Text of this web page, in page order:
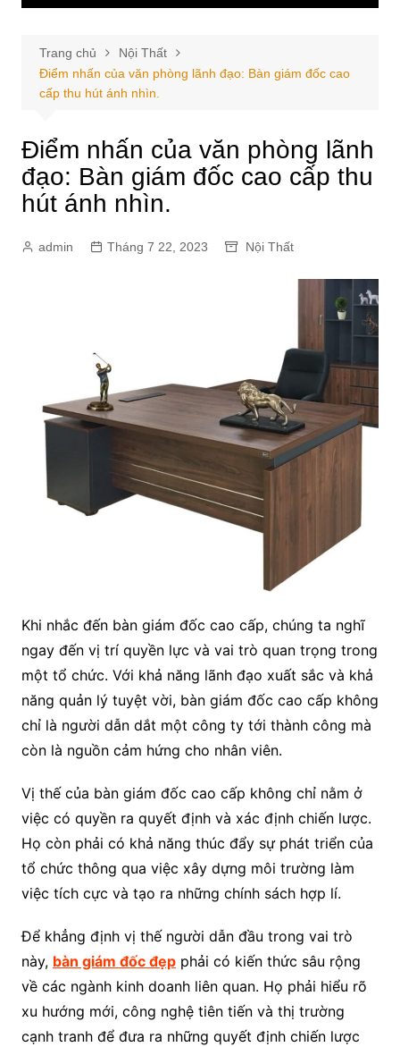
Trang chủ
Nội Thất
Điểm nhấn của văn phòng lãnh đạo: Bàn giám đốc cao
cấp thu hút ánh nhìn.
Điểm nhấn của văn phòng lãnh
đạo: Bàn giám đốc cao cấp thu
hút ánh nhìn.
admin Tháng 7 22, 2023 Nội Thất
Khi nhắc đến bàn giám đốc cao cấp, chúng ta nghĩ
ngay đến vị trí quyền lực và vai trò quan trọng trong
một tổ chức. Với khả năng lãnh đạo xuất sắc và khả
năng quản lý tuyệt vời, bàn giám đốc cao cấp không
chỉ là người dẫn dắt một công ty tới thành công mà
còn là nguồn cảm hứng cho nhân viên.
Vị thế của bàn giám đốc cao cấp không chỉ nằm ở
việc có quyền ra quyết định và xác định chiến lược.
Họ còn phải có khả năng thúc đẩy sự phát triển của
tổ chức thông qua việc xây dựng môi trường làm
việc tích cực và tạo ra những chính sách hợp lí.
Để khẳng định vị thế người dẫn đầu trong vai trò
này, bàn giám đốc đẹpphải có kiến thức sâu rộng
về các ngành kinh doanh liên quan. Họ phải hiểu rõ
xu hướng mới, công nghệ tiên tiến và thị trường
cạnh tranh để đưa ra những quyết định chiến lược